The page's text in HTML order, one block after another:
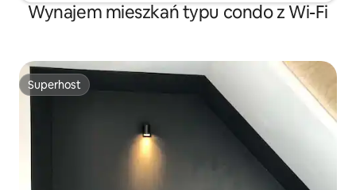
Wynajem mieszkań typu condo z Wi-Fi
Superhost
Superhost